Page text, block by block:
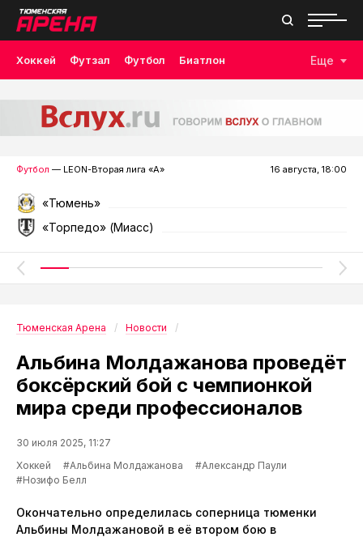
Хоккей Футзал Футбол Биатлон Еще
Футбол — LEON-Вторая лига «А» 16 августа, 18:00
«Тюмень»
«Торпедо» (Миасс)
Тюменская Арена Новости
Альбина Молдажанова проведёт
боксёрский бой с чемпионкой
мира среди профессионалов
30 июля 2025, 11:27
Хоккей
#Альбина Молдажанова
#Александр Паули
#Нозифо Белл
Окончательно определилась соперница тюменки
Альбины Молдажановой в её втором бою в